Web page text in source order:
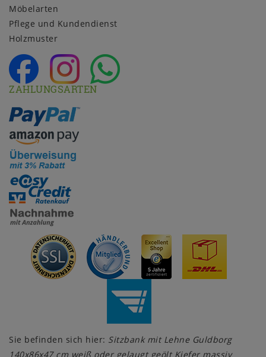
Möbelarten
Pflege und Kundendienst
Holzmuster
ZAHLUNGSARTEN
Sie befinden sich hier: Sitzbank mit Lehne Guldborg
140x86x47 cm weiß oder gelaugt geölt Kiefer massiv